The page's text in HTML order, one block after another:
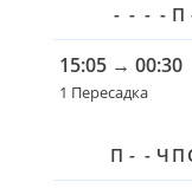
- - - - П
15:05 → 00:30
1 Пересадка
П - - Ч П